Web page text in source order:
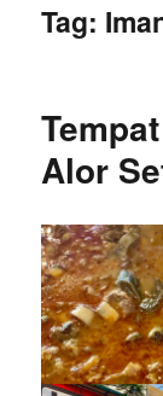
Tag:
Alor